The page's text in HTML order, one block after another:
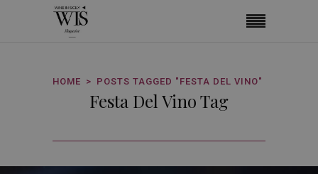
HOME POSTS TAGGED "FESTA DEL VINO"
Festa Del Vino Tag